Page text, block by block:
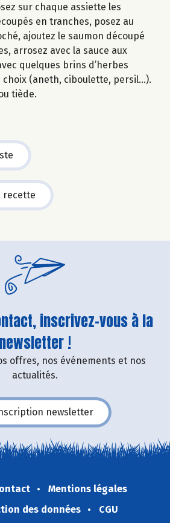
sur chaque assiette les
en tranches, posez au
ajoutez le saumon découpé
arrosez avec la sauce aux
quelques brins d’herbes
(aneth, ciboulette, persil…).
tiède.
recette
inscrivez-vous à la
newsletter !
offres, nos événements et nos
actualités.
newsletter
Mentions légales
des données
CGU